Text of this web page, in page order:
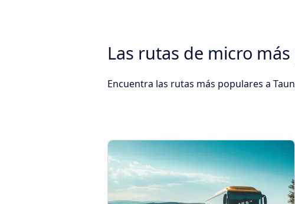
Las rutas de micro
Encuentra las rutas más populares a